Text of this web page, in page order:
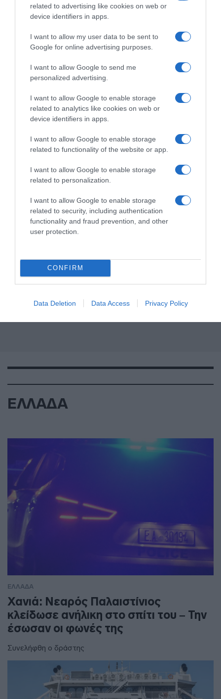
related to advertising like cookies on web or
device identifiers in apps.
I want to allow my user data to be sent to
Google for online advertising purposes.
I want to allow Google to send me
personalized advertising.
I want to allow Google to enable storage
related to analytics like cookies on web or
device identifiers in apps.
I want to allow Google to enable storage
related to functionality of the website or app.
I want to allow Google to enable storage
related to personalization.
I want to allow Google to enable storage
related to security, including authentication
functionality and fraud prevention, and other
user protection.
CONFIRM
Data Deletion Data Access Privacy Policy
ΣΧΟΛΙΑ
ΕΛΛΑΔΑ
ΕΛΛΑΔΑ
Χανιά: Νεαρός Παλαιστίνιος
κλείδωσε ανήλικη στο σπίτι του – Την
έσωσαν οι φωνές της
Συνελήφθη ο δράστης